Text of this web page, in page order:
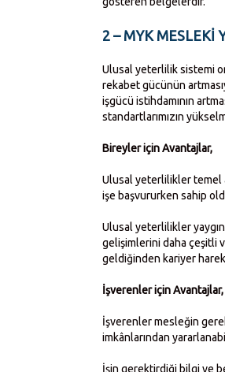
2 – MYK MESLEKİ
Ulusal yeterlilik sistemi
rekabet gücünün
işgücü istihdamının
standartlarımızın
Bireyler için Avantajlar,
Ulusal yeterlilikler temel
işe başvururken sahip
Ulusal yeterlilikler
gelişimlerini daha çeşitli
geldiğinden kariyer
İşverenler için Avantajlar,
İşverenler mesleğin
imkânlarından
İşin gerektirdiği bilgi ve